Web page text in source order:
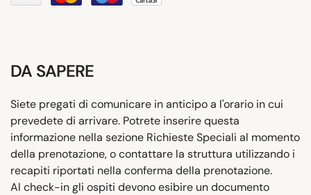
DA SAPERE
Siete pregati di comunicare in anticipo a l'orario in cui
prevedete di arrivare. Potrete inserire questa
informazione nella sezione Richieste Speciali al momento
della prenotazione, o contattare la struttura utilizzando i
recapiti riportati nella conferma della prenotazione.
Al check-in gli ospiti devono esibire un documento